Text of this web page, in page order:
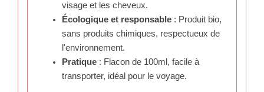
visage et les cheveux.
Écologique et responsable : Produit bio,
sans produits chimiques, respectueux de
l'environnement.
Pratique : Flacon de 100ml, facile à
transporter, idéal pour le voyage.